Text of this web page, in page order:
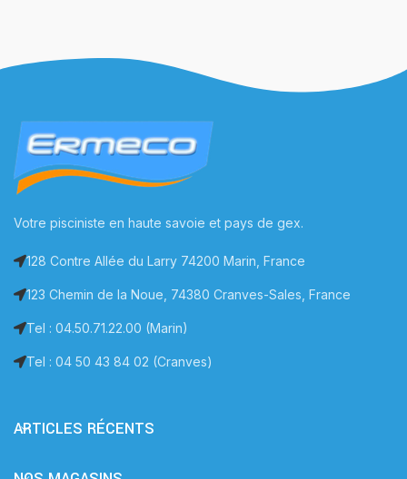
Votre pisciniste en haute savoie et pays de gex.
128 Contre Allée du Larry 74200 Marin, France
123 Chemin de la Noue, 74380 Cranves-Sales, France
Tel : 04.50.71.22.00 (Marin)
Tel : 04 50 43 84 02 (Cranves)
ARTICLES RÉCENTS